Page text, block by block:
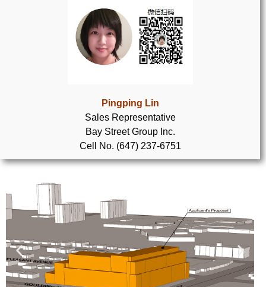
奥克维尔楼花项目
列治文山楼花项目
新居民
实用链接
大多伦多教育网站
大多伦多医疗机构
Pingping Lin
Sales Representative
Bay Street Group Inc.
Cell No. (647) 237-6751